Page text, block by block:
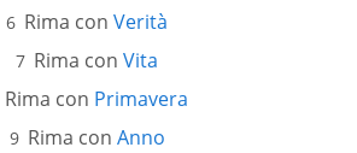
Rima con Verità
Rima con Vita
Rima con Primavera
Rima con Anno